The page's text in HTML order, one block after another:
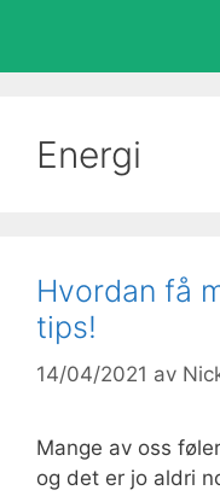
Energi
Hvordan få
tips!
14/04/2021 av
Mange av oss
og det er jo aldri